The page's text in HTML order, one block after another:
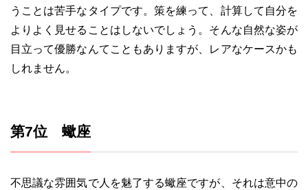
うことは苦手なタイプです。策を練って、計算して自分を
よりよく見せることはしないでしょう。そんな自然な姿が
目立って優勝なんてこともありますが、レアなケースかも
しれません。
第7位 蠍座
不思議な雰囲気で人を魅了する蠍座ですが、それは意中の